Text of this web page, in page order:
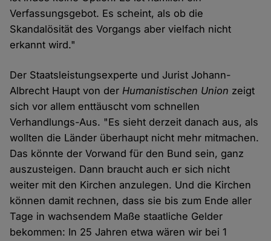
Verfassungsgebot. Es scheint, als ob die
Skandalösität des Vorgangs aber vielfach nicht
erkannt wird."
Der Staatsleistungsexperte und Jurist Johann-
Albrecht Haupt von derHumanistischen Union zeigt
sich vor allem enttäuscht vom schnellen
Verhandlungs-Aus. "Es sieht derzeit danach aus, als
wollten die Länder überhaupt nicht mehr mitmachen.
Das könnte der Vorwand für den Bund sein, ganz
auszusteigen. Dann braucht auch er sich nicht
weiter mit den Kirchen anzulegen. Und die Kirchen
können damit rechnen, dass sie bis zum Ende aller
Tage in wachsendem Maße staatliche Gelder
bekommen: In 25 Jahren etwa wären wir bei 1